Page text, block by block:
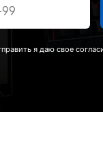
я даю свое